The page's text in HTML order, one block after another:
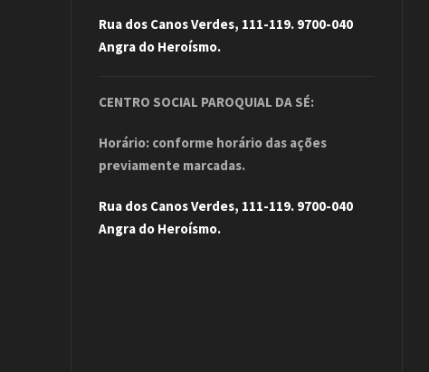
Rua dos Canos Verdes, 111-119. 9700-040
Angra do Heroísmo.
CENTRO SOCIAL PAROQUIAL DA SÉ:
Horário: conforme horário das ações
previamente marcadas.
Rua dos Canos Verdes, 111-119. 9700-040
Angra do Heroísmo.